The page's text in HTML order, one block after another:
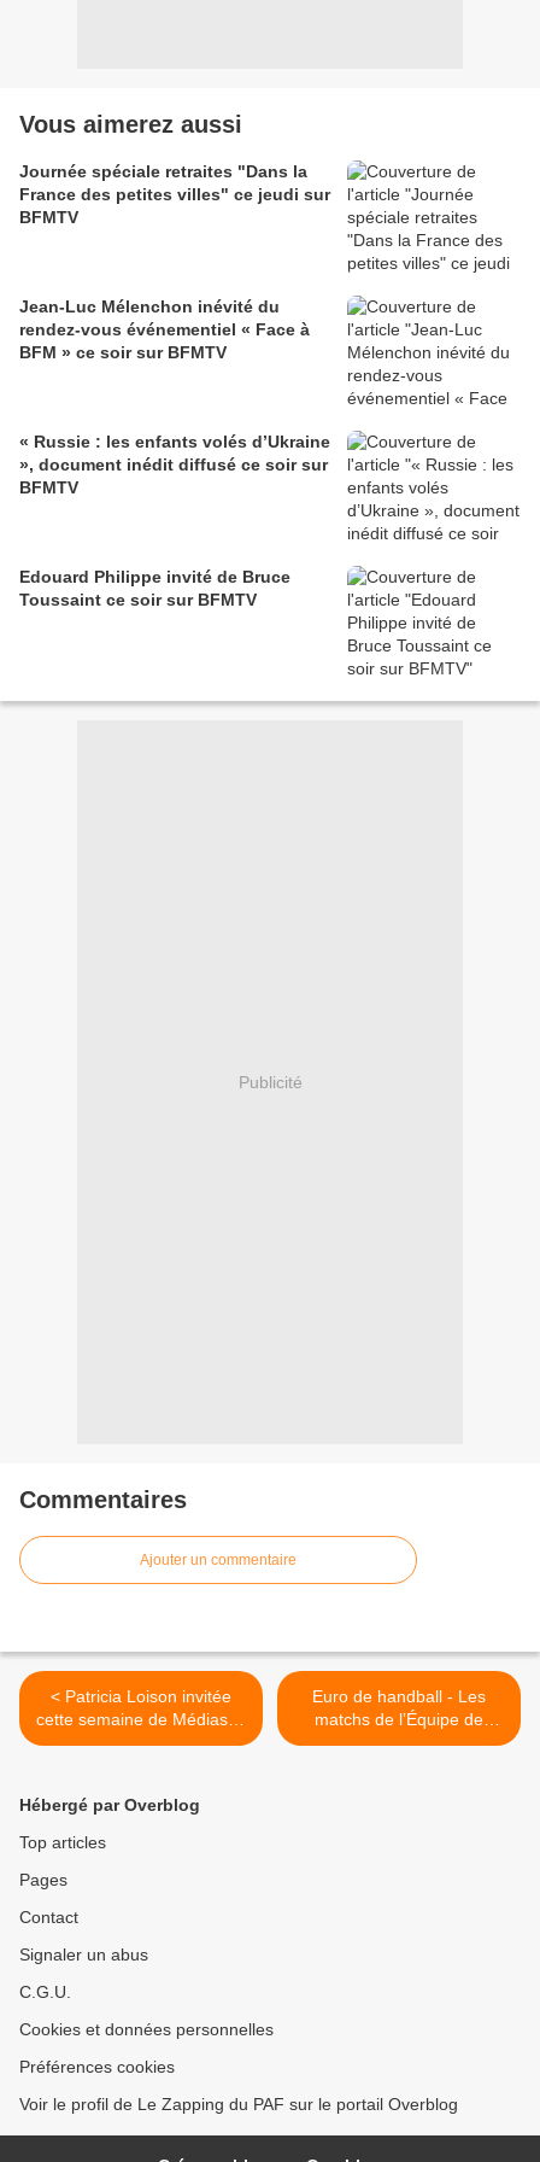
Vous aimerez aussi
Journée spéciale retraites "Dans la
France des petites villes" ce jeudi sur
BFMTV
Jean-Luc Mélenchon inévité du
rendez-vous événementiel « Face à
BFM » ce soir sur BFMTV
« Russie : les enfants volés d’Ukraine
», document inédit diffusé ce soir sur
BFMTV
Edouard Philippe invité de Bruce
Toussaint ce soir sur BFMTV
Publicité
Commentaires
Ajouter un commentaire
< Patricia Loison invitée
cette semaine de Médias le
mag sur France 5 (débat
Euro de handball - Les
matchs de l’Équipe de
France seront à suivre sur
Hébergé par Overblog
Top articles
Pages
Contact
Signaler un abus
C.G.U.
Cookies et données personnelles
Préférences cookies
Voir le profil de Le Zapping du PAF sur le portail Overblog